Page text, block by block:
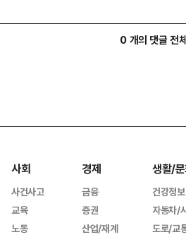
0 개의 댓글 전
사회
사건사고
교육
노동
경제
금융
증권
산업/재계
생활/
건강정보
자동차/
도로/교